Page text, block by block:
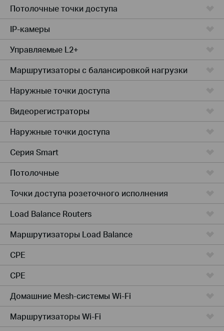
Потолочные точки доступа
IP-камеры
Управляемые L2+
Маршрутизаторы с балансировкой нагрузки
Наружные точки доступа
Видеорегистраторы
Наружные точки доступа
Серия Smart
Потолочные
Точки доступа розеточного исполнения
Load Balance Routers
Маршрутизаторы Load Balance
CPE
CPE
Домашние Mesh-системы Wi-Fi
Маршрутизаторы Wi-Fi